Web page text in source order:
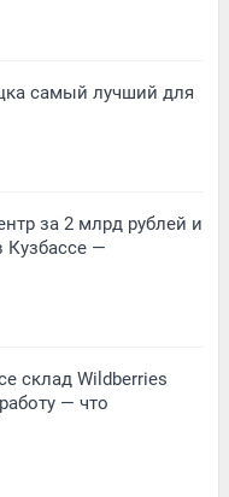
самый лучший для
за 2 млрд рублей и
Кузбассе —
склад Wildberries
— что